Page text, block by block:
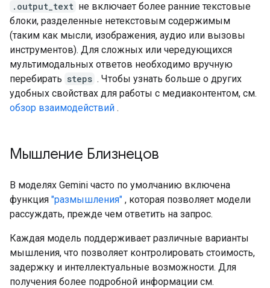
.output_text не включает более ранние текстовые
блоки, разделенные нетекстовым содержимым
(таким как мысли, изображения, аудио или вызовы
инструментов). Для сложных или чередующихся
мультимодальных ответов необходимо вручную
перебирать steps . Чтобы узнать больше о других
удобных свойствах для работы с медиаконтентом, см.
обзор взаимодействий .
Мышление Близнецов
В моделях Gemini часто по умолчанию включена
функция "размышления" , которая позволяет модели
рассуждать, прежде чем ответить на запрос.
Каждая модель поддерживает различные варианты
мышления, что позволяет контролировать стоимость,
задержку и интеллектуальные возможности. Для
получения более подробной информации см.